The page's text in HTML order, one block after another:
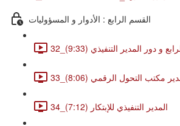
القسم الرابع : الأدوار و المسؤوليات
و دور المدير التنفيذي (9:33)
مكتب التحول الرقمي (8:06)
34_المدير التنفيذي للإبتكار (7:12)